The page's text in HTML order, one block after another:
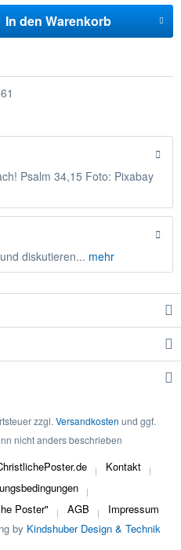
In den Warenkorb
Psalm 34,15 Foto: Pixabay
diskutieren... mehr
zzgl. Versandkosten und ggf.
nicht anders beschrieben
Kontakt
Poster"
AGB
Impressum
by Kindshuber Design & Technik